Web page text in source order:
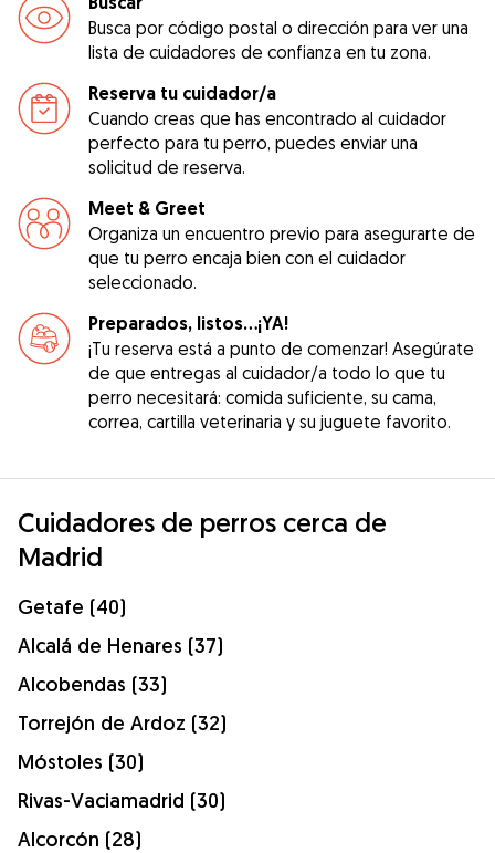
Busca por código postal o dirección para ver una
lista de cuidadores de confianza en tu zona.
Reserva tu cuidador/a
Cuando creas que has encontrado al cuidador
perfecto para tu perro, puedes enviar una
solicitud de reserva.
Meet & Greet
Organiza un encuentro previo para asegurarte de
que tu perro encaja bien con el cuidador
seleccionado.
Preparados, listos...¡YA!
¡Tu reserva está a punto de comenzar! Asegúrate
de que entregas al cuidador/a todo lo que tu
perro necesitará: comida suficiente, su cama,
correa, cartilla veterinaria y su juguete favorito.
Cuidadores de perros cerca de
Madrid
Getafe (40)
Alcalá de Henares (37)
Alcobendas (33)
Torrejón de Ardoz (32)
Móstoles (30)
Rivas-Vaciamadrid (30)
Alcorcón (28)